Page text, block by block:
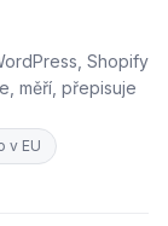
Shopify
měří, přepisuje
v EU